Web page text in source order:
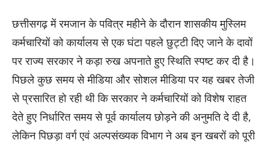
छत्तीसगढ़ में रमजान के पवित्र महीने के दौरान शासकीय मुस्लिम
कर्मचारियों को कार्यालय से एक घंटा पहले छुट्टी दिए जाने के दावों
पर राज्य सरकार ने कड़ा रुख अपनाते हुए स्थिति स्पष्ट कर दी है।
पिछले कुछ समय से मीडिया और सोशल मीडिया पर यह खबर तेजी
से प्रसारित हो रही थी कि सरकार ने कर्मचारियों को विशेष राहत
देते हुए निर्धारित समय से पूर्व कार्यालय छोड़ने की अनुमति दे दी है,
लेकिन पिछड़ा वर्ग एवं अल्पसंख्यक विभाग ने अब इन खबरों को पूरी